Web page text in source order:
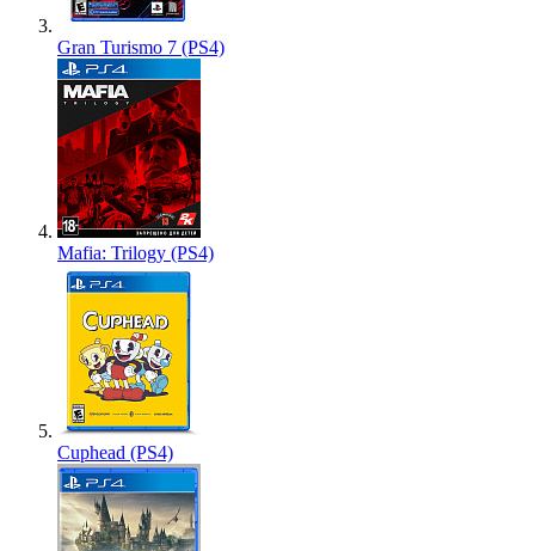
Gran Turismo 7 (PS4)
Mafia: Trilogy (PS4)
Cuphead (PS4)